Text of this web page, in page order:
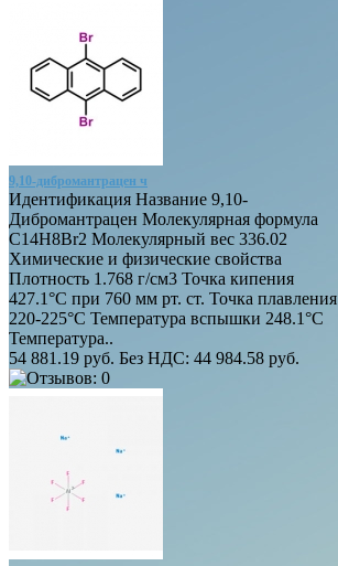
9,10-дибромантрацен ч
Идентификация Название 9,10-
Дибромантрацен Молекулярная формула
C14H8Br2 Молекулярный вес 336.02
Химические и физические свойства
Плотность 1.768 г/см3 Точка кипения
427.1°C при 760 мм рт. ст. Точка плавления
220-225°C Температура вспышки 248.1°C
Температура..
54 881.19 руб. Без НДС: 44 984.58 руб.